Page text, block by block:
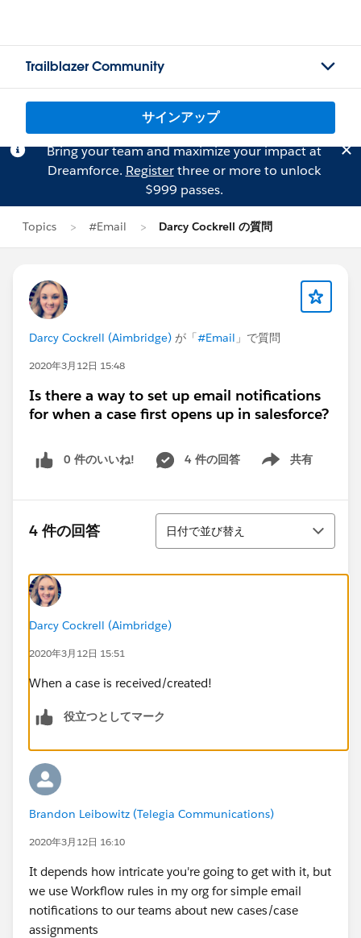
Trailblazer Community
サインアップ
Bring your team and maximize your impact at
Dreamforce. Registerthree or more to unlock
$999 passes.
Topics #Email Darcy Cockrell の質問
Darcy Cockrell (Aimbridge) が「#Email 」で質問
2020年3月12日 15:48
Is there a way to set up email notifications
for when a case first opens up in salesforce?
0 件のいいね! 4 件の回答 共有
Show menu
4 件の回答
並び替え
日付で並び替え
Darcy Cockrell (Aimbridge)
2020年3月12日 15:51
When a case is received/created!
役立つとしてマーク
Brandon Leibowitz (Telegia Communications)
2020年3月12日 16:10
It depends how intricate you're going to get with it, but
we use Workflow rules in my org for simple email
notifications to our teams about new cases/case
assignments